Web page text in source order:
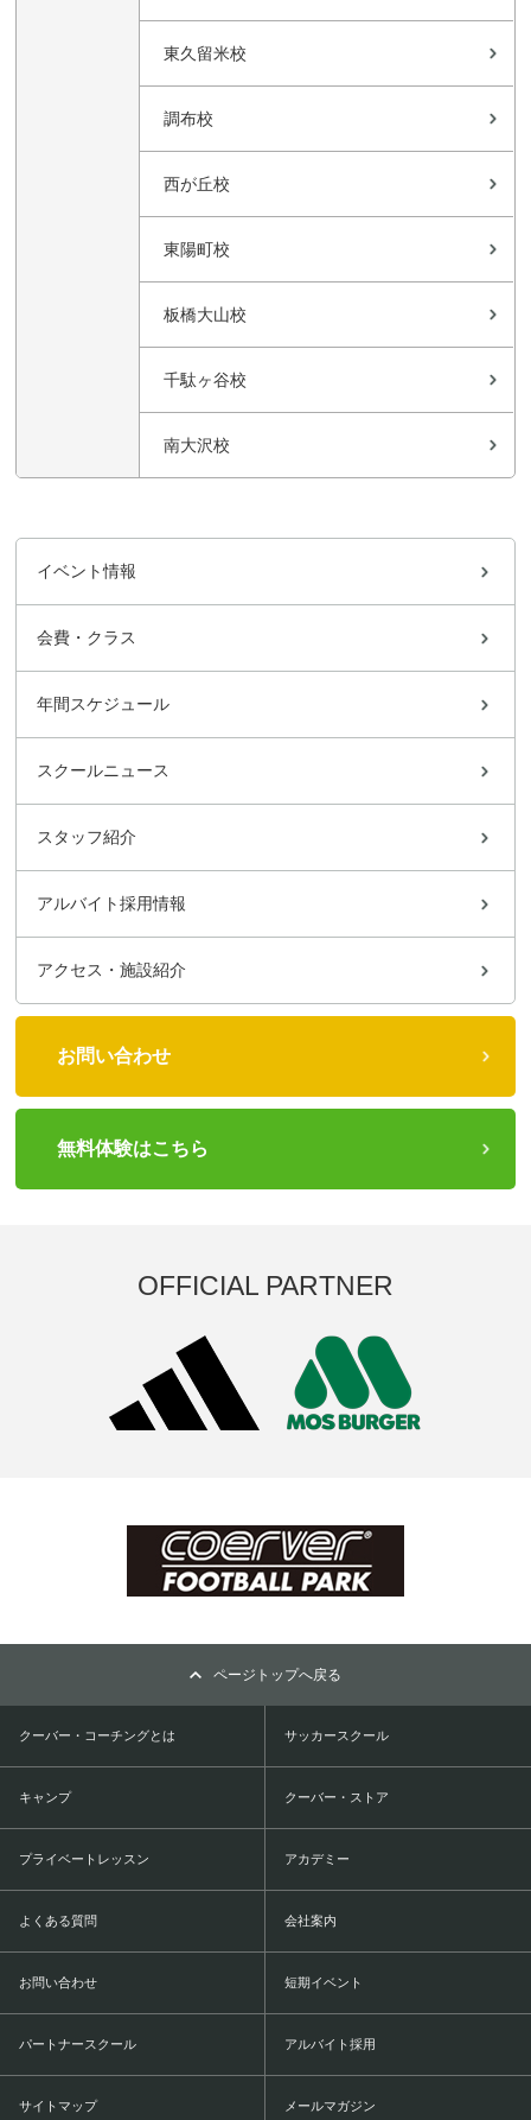
東久留米校
調布校
西が丘校
東陽町校
板橋大山校
千駄ヶ谷校
南大沢校
イベント情報
会費・クラス
年間スケジュール
スクールニュース
スタッフ紹介
アルバイト採用情報
アクセス・施設紹介
お問い合わせ
無料体験はこちら
OFFICIAL PARTNER
ページトップへ戻る
クーバー・コーチングとは サッカースクール
キャンプ クーバー・ストア
プライベートレッスン アカデミー
よくある質問 会社案内
お問い合わせ 短期イベント
パートナースクール アルバイト採用
サイトマップ メールマガジン